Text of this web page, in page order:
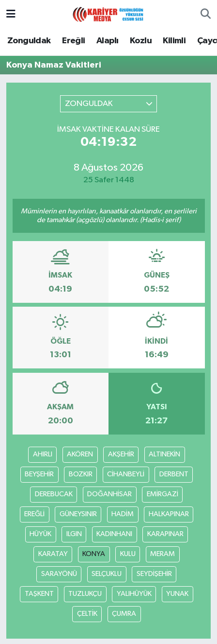
Zonguldak Ereğli Alaplı Kozlu Kilimli
Konya Namaz Vakitleri
ZONGULDAK
İMSAK VAKTINE KALAN SÜRE
04:19:32
8 Ağustos 2026
25 Safer 1448
Müminlerin en hayırlıları, kanaatkâr olanlarıdır, en şerlileri
de tamahkâr (açgözlü) olanlarıdır. (Hadis-i şerif)
İMSAK
04:19
GÜNEŞ
05:52
ÖĞLE
13:01
İKINDI
16:49
AKŞAM
20:00
YATSI
21:27
AHIRLI AKÖREN AKŞEHİR ALTINEKİN
BEYŞEHİR BOZKIR CİHANBEYLİ DERBENT
DEREBUCAK DOĞANHİSAR EMİRGAZİ
EREĞLİ GÜNEYSINIR HADİM HALKAPINAR
HÜYÜK ILGIN KADINHANI KARAPINAR
KARATAY KONYA KULU MERAM
SARAYÖNÜ SELÇUKLU SEYDİŞEHİR
TAŞKENT TUZLUKÇU YALIHÜYÜK YUNAK
ÇELTİK ÇUMRA
Zonguldak
Ereğli
Devrek
Özel
Dergim
Ulusal
Zonguldak Nöbetçi Eczaneler
Zonguldak Hava Durumu
Zonguldak Trafik Yoğunluk Haritası
Puan Durumu ve Fikstür
Haber Arşivi